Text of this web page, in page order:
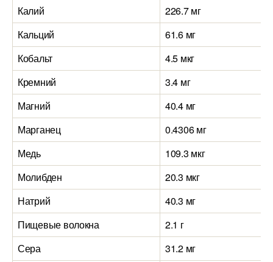
Калий
226.7 мг
Кальций
61.6 мг
Кобальт
4.5 мкг
Кремний
3.4 мг
Магний
40.4 мг
Марганец
0.4306 мг
Медь
109.3 мкг
Молибден
20.3 мкг
Натрий
40.3 мг
Пищевые волокна
2.1 г
Сера
31.2 мг